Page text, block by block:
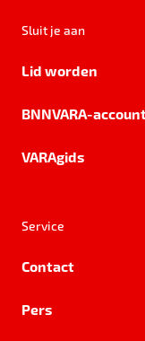
Sluit je aan
Lid worden
BNNVARA-
VARAgids
Service
Contact
Pers